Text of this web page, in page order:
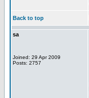
Back to top
sa
Joined: 29 Apr 2009
Posts: 2757